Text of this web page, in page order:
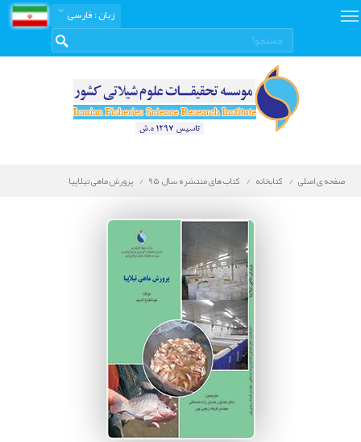
زبان: فارسی
صفحه ی اصلی کتابخانه کتاب های منتشره سال 95 پرورش ماهی تیلاپیا